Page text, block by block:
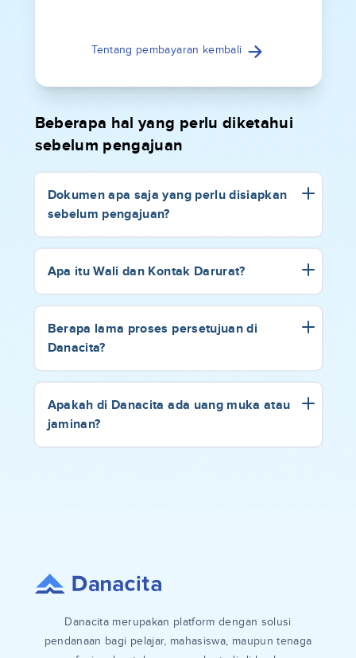
Tentang pembayaran kembali
Beberapa hal yang perlu diketahui
sebelum pengajuan
Dokumen apa saja yang perlu disiapkan
sebelum pengajuan?
Apa itu Wali dan Kontak Darurat?
Berapa lama proses persetujuan di
Danacita?
Apakah di Danacita ada uang muka atau
jaminan?
Danacita merupakan platform dengan solusi
pendanaan bagi pelajar, mahasiswa, maupun tenaga